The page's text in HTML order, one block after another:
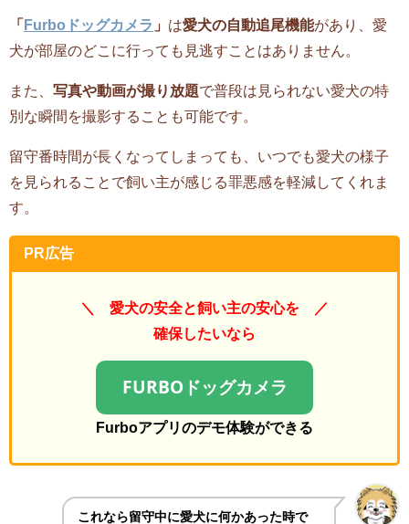
「 Furboドッグカメラ 」 は愛犬の自動追尾機能があり、愛
犬が部屋のどこに行っても見逃すことはありません。
また、 写真や動画が撮り放題で普段は見られない愛犬の特
別な瞬間を撮影することも可能です。
留守番時間が長くなってしまっても、いつでも愛犬の様子
を見られることで飼い主が感じる罪悪感を軽減してくれま
す。
PR広告
＼ 愛犬の安全と飼い主の安心を ／
確保したいなら
FURBOドッグカメラ
Furboアプリのデモ体験ができる
これなら留守中に愛犬に何かあった時で